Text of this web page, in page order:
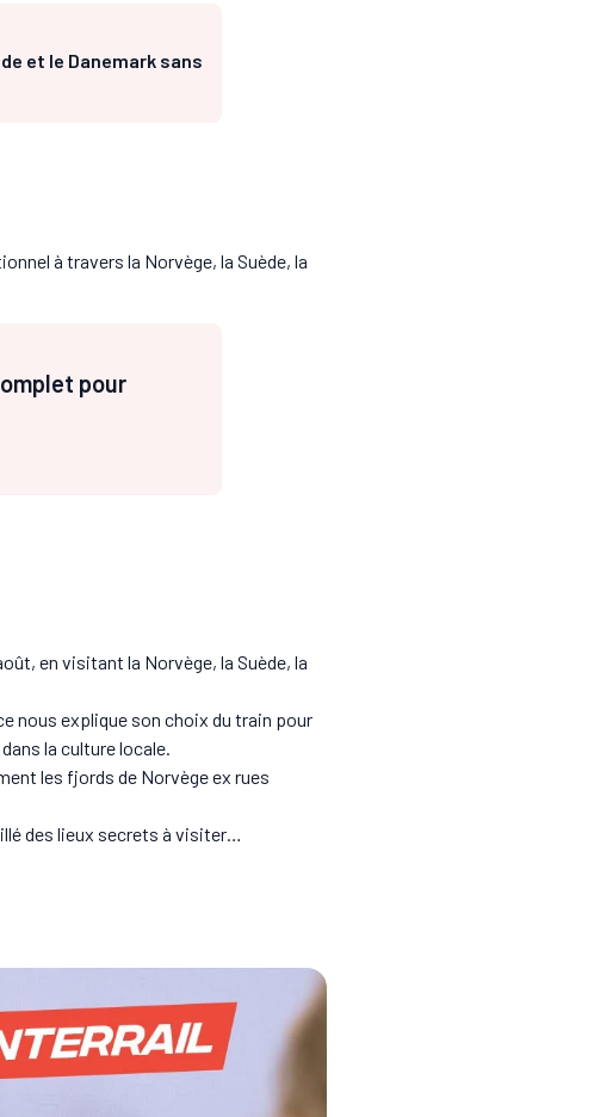
et le Danemark sans
à travers la Norvège, la Suède, la
pour
en visitant la Norvège, la Suède, la
nous explique son choix du train pour
la culture locale.
les fjords de Norvège ex rues
des lieux secrets à visiter…